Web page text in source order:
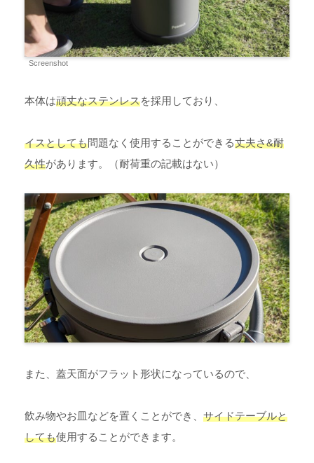
Screenshot
本体は頑丈なステンレスを採用しており、
イスとしても問題なく使用することができる丈夫さ&耐
久性があります。（耐荷重の記載はない）
また、蓋天面がフラット形状になっているので、
飲み物やお皿などを置くことができ、 サイドテーブルと
しても使用することができます。